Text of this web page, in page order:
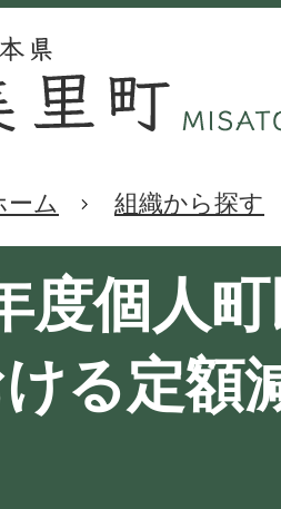
ーム 組織から探す
度個人
る定額